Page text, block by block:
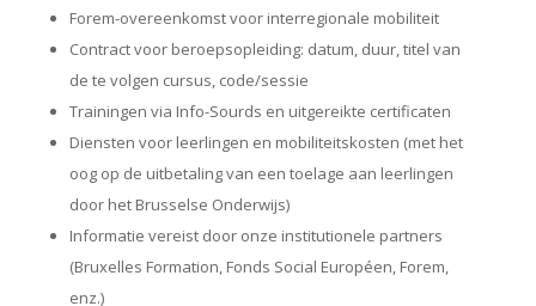
Forem-overeenkomst voor interregionale mobiliteit
Contract voor beroepsopleiding: datum, duur, titel van
de te volgen cursus, code/sessie
Trainingen via Info-Sourds en uitgereikte certificaten
Diensten voor leerlingen en mobiliteitskosten (met het
oog op de uitbetaling van een toelage aan leerlingen
door het Brusselse Onderwijs)
Informatie vereist door onze institutionele partners
(Bruxelles Formation, Fonds Social Européen, Forem,
enz.)